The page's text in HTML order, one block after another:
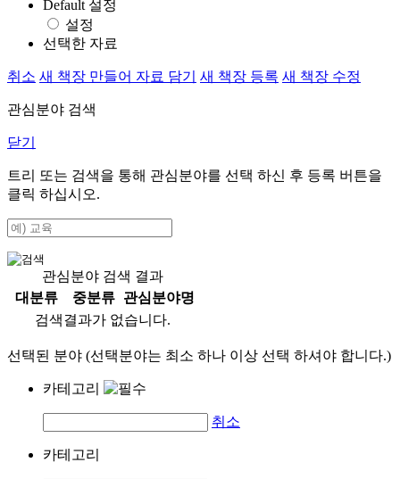
Default 설정
설정
선택한 자료
취소 새 책장 만들어 자료 담기 새 책장 등록 새 책장 수정
관심분야 검색
닫기
트리 또는 검색을 통해 관심분야를 선택 하신 후 등록 버튼을
클릭 하십시오.
관심분야 검색 결과
대분류
중분류
관심분야명
검색결과가 없습니다.
선택된 분야 (선택분야는 최소 하나 이상 선택 하셔야 합니다.)
카테고리
취소
카테고리